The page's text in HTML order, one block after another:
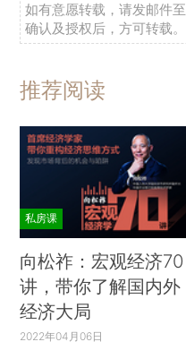
如有意愿转载，请发邮件至
确认及授权后，方可转载。
推荐阅读
私房课
向松祚：宏观经济70
讲，带你了解国内外
经济大局
2022年04月06日